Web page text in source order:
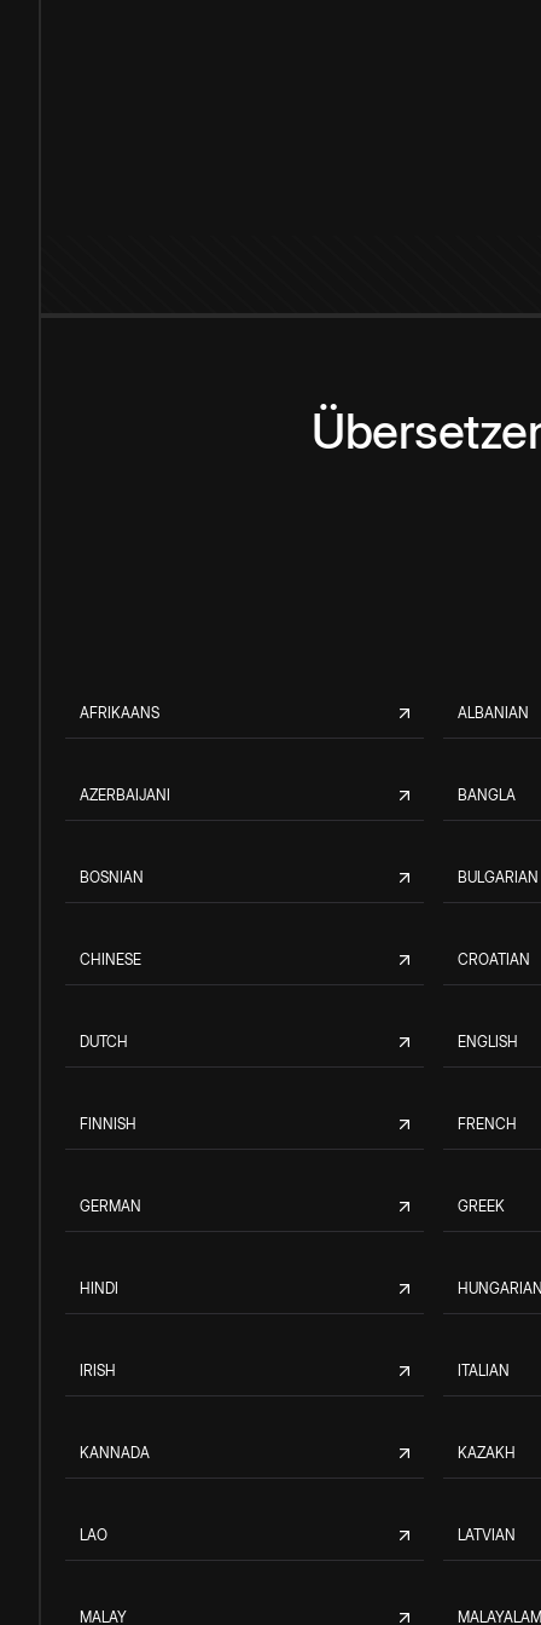
AFRIKAANS ALBANIAN
AZERBAIJANI BANGLA
BOSNIAN BULGARIAN
CHINESE CROATIAN
DUTCH ENGLISH
FINNISH FRENCH
GERMAN GREEK
HINDI
IRISH ITALIAN
KANNADA KAZAKH
LAO LATVIAN
MALAY MALAYALAM